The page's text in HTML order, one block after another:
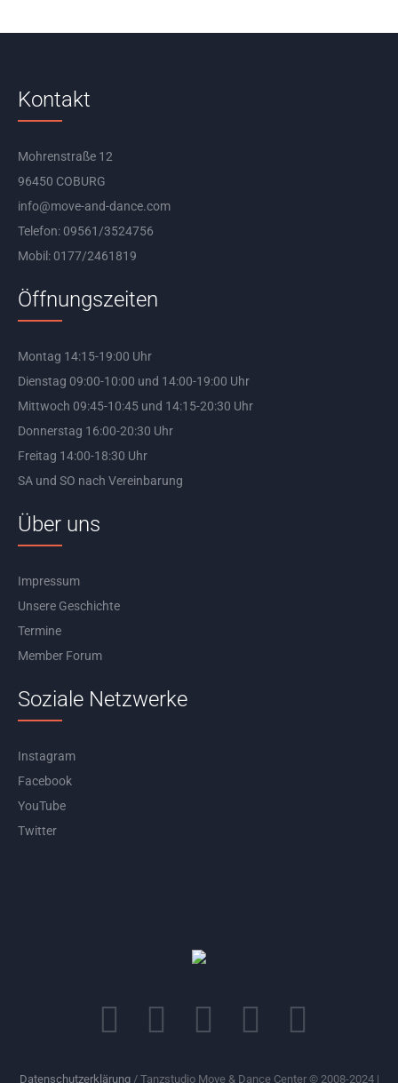
Kontakt
Mohrenstraße 12
96450 COBURG
info@move-and-dance.com
Telefon: 09561/3524756
Mobil: 0177/2461819
Öffnungszeiten
Montag 14:15-19:00 Uhr
Dienstag 09:00-10:00 und 14:00-19:00 Uhr
Mittwoch 09:45-10:45 und 14:15-20:30 Uhr
Donnerstag 16:00-20:30 Uhr
Freitag 14:00-18:30 Uhr
SA und SO nach Vereinbarung
Über uns
Impressum
Unsere Geschichte
Termine
Member Forum
Soziale Netzwerke
Instagram
Facebook
YouTube
Twitter
Datenschutzerklärung/ Tanzstudio Move & Dance Center © 2008-2024 |